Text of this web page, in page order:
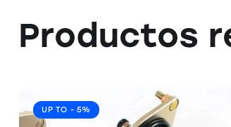
Productos
UP TO - 5%